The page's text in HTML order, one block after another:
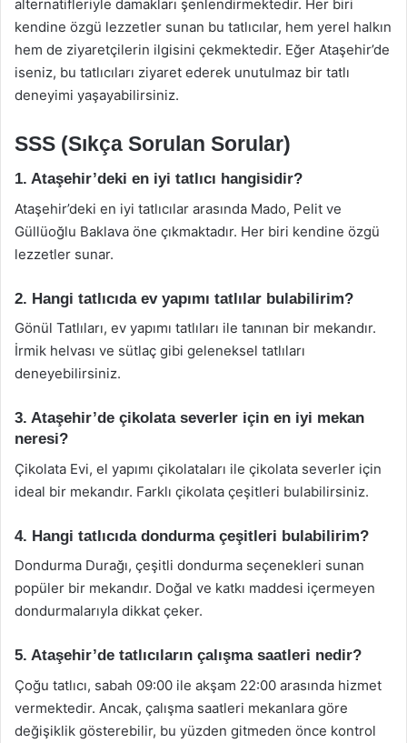
alternatifleriyle damakları şenlendirmektedir. Her biri
kendine özgü lezzetler sunan bu tatlıcılar, hem yerel halkın
hem de ziyaretçilerin ilgisini çekmektedir. Eğer Ataşehir’de
iseniz, bu tatlıcıları ziyaret ederek unutulmaz bir tatlı
deneyimi yaşayabilirsiniz.
SSS (Sıkça Sorulan Sorular)
1. Ataşehir’deki en iyi tatlıcı hangisidir?
Ataşehir’deki en iyi tatlıcılar arasında Mado, Pelit ve
Güllüoğlu Baklava öne çıkmaktadır. Her biri kendine özgü
lezzetler sunar.
2. Hangi tatlıcıda ev yapımı tatlılar bulabilirim?
Gönül Tatlıları, ev yapımı tatlıları ile tanınan bir mekandır.
İrmik helvası ve sütlaç gibi geleneksel tatlıları
deneyebilirsiniz.
3. Ataşehir’de çikolata severler için en iyi mekan
neresi?
Çikolata Evi, el yapımı çikolataları ile çikolata severler için
ideal bir mekandır. Farklı çikolata çeşitleri bulabilirsiniz.
4. Hangi tatlıcıda dondurma çeşitleri bulabilirim?
Dondurma Durağı, çeşitli dondurma seçenekleri sunan
popüler bir mekandır. Doğal ve katkı maddesi içermeyen
dondurmalarıyla dikkat çeker.
5. Ataşehir’de tatlıcıların çalışma saatleri nedir?
Çoğu tatlıcı, sabah 09:00 ile akşam 22:00 arasında hizmet
vermektedir. Ancak, çalışma saatleri mekanlara göre
değişiklik gösterebilir, bu yüzden gitmeden önce kontrol